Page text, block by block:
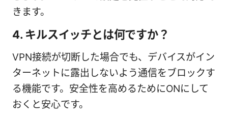
きます。
4. キルスイッチとは何ですか？
VPN接続が切断した場合でも、デバイスがイン
ターネットに露出しないよう通信をブロックす
る機能です。安全性を高めるためにONにして
おくと安心です。